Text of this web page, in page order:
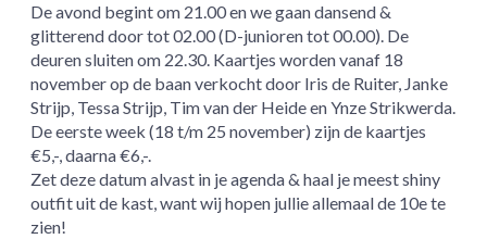
De avond begint om 21.00 en we gaan dansend &
glitterend door tot 02.00 (D-junioren tot 00.00). De
deuren sluiten om 22.30. Kaartjes worden vanaf 18
november op de baan verkocht door Iris de Ruiter, Janke
Strijp, Tessa Strijp, Tim van der Heide en Ynze Strikwerda.
De eerste week (18 t/m 25 november) zijn de kaartjes
€5,-, daarna €6,-.
Zet deze datum alvast in je agenda & haal je meest shiny
outfit uit de kast, want wij hopen jullie allemaal de 10e te
zien!